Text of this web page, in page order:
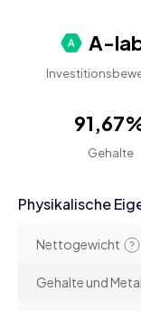
A-
Gehalte
Physikalische
Nettogewicht
Gehalte und